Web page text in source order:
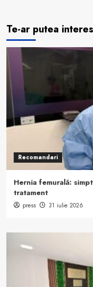
Te-ar putea
Recomandari
Hernia femurală:
tratament
press 31 iulie 2026